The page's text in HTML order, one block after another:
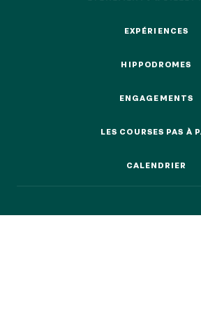
EXPÉRIENCES
HIPPODROMES
ENGAGEMENTS
LES COURSES PAS À
CALENDRIER